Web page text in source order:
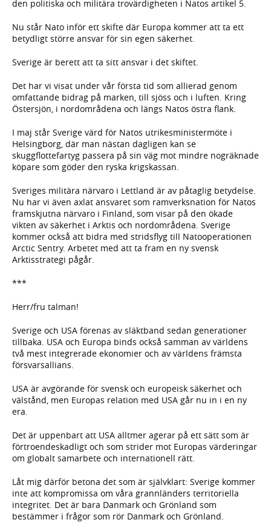
den politiska och militära trovärdigheten i Natos artikel 5.
Nu står Nato inför ett skifte där Europa kommer att ta ett
betydligt större ansvar för sin egen säkerhet.
Sverige är berett att ta sitt ansvar i det skiftet.
Det har vi visat under vår första tid som allierad genom
omfattande bidrag på marken, till sjöss och i luften. Kring
Östersjön, i nordområdena och längs Natos östra flank.
I maj står Sverige värd för Natos utrikesministermöte i
Helsingborg, där man nästan dagligen kan se
skuggflottefartyg passera på sin väg mot mindre nogräknade
köpare som göder den ryska krigskassan.
Sveriges militära närvaro i Lettland är av påtaglig betydelse.
Nu har vi även axlat ansvaret som ramverksnation för Natos
framskjutna närvaro i Finland, som visar på den ökade
vikten av säkerhet i Arktis och nordområdena. Sverige
kommer också att bidra med stridsflyg till Natooperationen
Arctic Sentry. Arbetet med att ta fram en ny svensk
Arktisstrategi pågår.
***
Herr/fru talman!
Sverige och USA förenas av släktband sedan generationer
tillbaka. USA och Europa binds också samman av världens
två mest integrerade ekonomier och av världens främsta
försvarsallians.
USA är avgörande för svensk och europeisk säkerhet och
välstånd, men Europas relation med USA går nu in i en ny
era.
Det är uppenbart att USA alltmer agerar på ett sätt som är
förtroendeskadligt och som strider mot Europas värderingar
om globalt samarbete och internationell rätt.
Låt mig därför betona det som är självklart: Sverige kommer
inte att kompromissa om våra grannländers territoriella
integritet. Det är bara Danmark och Grönland som
bestämmer i frågor som rör Danmark och Grönland.